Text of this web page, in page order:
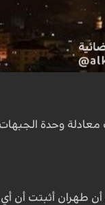
معادلة وحدة
أن طهران أثبتت أن